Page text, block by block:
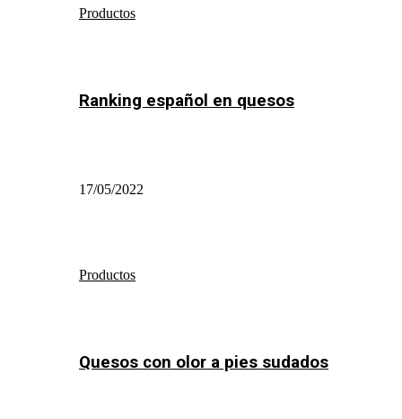
Productos
Ranking español en quesos
17/05/2022
Productos
Quesos con olor a pies sudados